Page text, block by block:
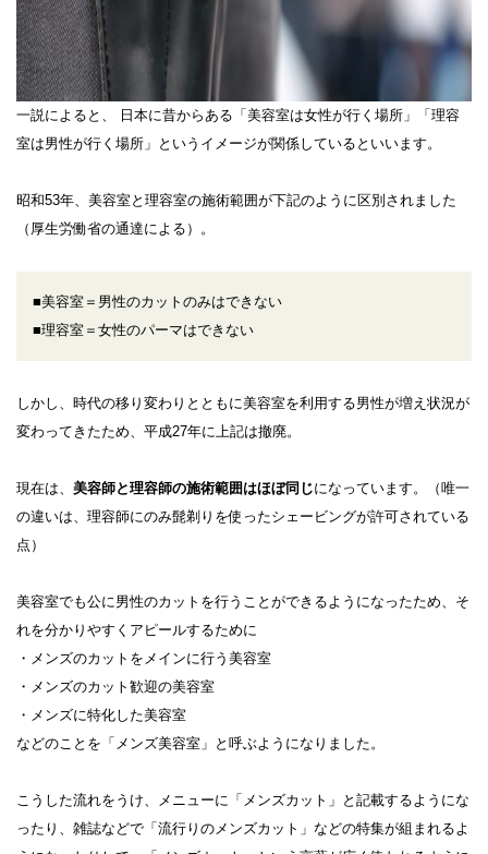
一説によると、 日本に昔からある「美容室は女性が行く場所」「理容
室は男性が行く場所」というイメージが関係しているといいます。
昭和53年、美容室と理容室の施術範囲が下記のように区別されました
（厚生労働省の通達による）。
■美容室＝男性のカットのみはできない
■理容室＝女性のパーマはできない
しかし、時代の移り変わりとともに美容室を利用する男性が増え状況が
変わってきたため、平成27年に上記は撤廃。
現在は、 美容師と理容師の施術範囲はほぼ同じになっています。（唯一
の違いは、理容師にのみ髭剃りを使ったシェービングが許可されている
点）
美容室でも公に男性のカットを行うことができるようになったため、そ
れを分かりやすくアピールするために
・メンズのカットをメインに行う美容室
・メンズのカット歓迎の美容室
・メンズに特化した美容室
などのことを「メンズ美容室」と呼ぶようになりました。
こうした流れをうけ、メニューに「メンズカット」と記載するようにな
ったり、雑誌などで「流行りのメンズカット」などの特集が組まれるよ